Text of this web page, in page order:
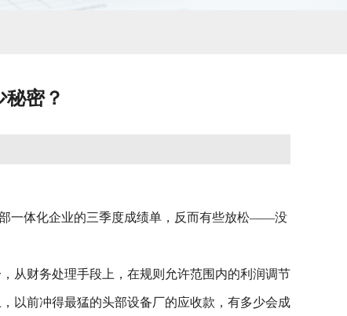
密？
一体化企业的三季度成绩单，反而有些放松——没
从财务处理手段上，在规则允许范围内的利润调节
以前冲得最猛的头部设备厂的应收款，有多少会成